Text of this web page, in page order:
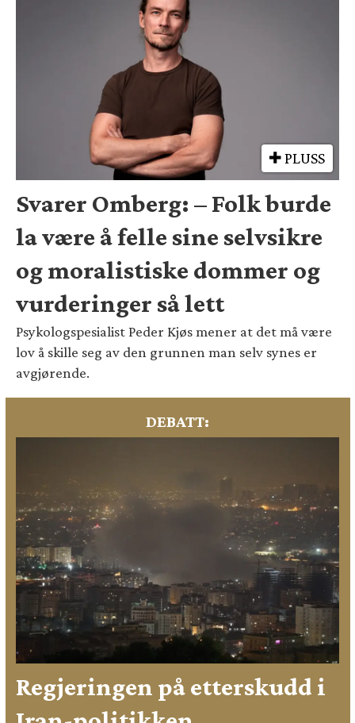
PLUSS
Svarer Omberg: – Folk burde
la være å felle sine selvsikre
og moralistiske dommer og
vurderinger så lett
Psykologspesialist Peder Kjøs mener at det må være
lov å skille seg av den grunnen man selv synes er
avgjørende.
DEBATT:
Regjeringen på etterskudd i